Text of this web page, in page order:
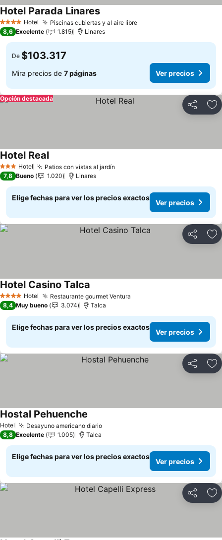
4 EstrellasHotel Piscinas cubiertas y al aire libreVer precios
Hotel Parada LinaresVer precios
8,6 Excelente 1.815 Linares
De $103.317
Mira precios de 7 páginas Ver precios
Compartir
Opción destacada
3 Estrellas
Hotel Patios con vistas al jardín
Hotel RealVer precios
7,8 Bueno 1.020 Linares
Elige fechas para ver los precios exactos
Ver precios
Compartir
4 EstrellasHotel Restaurante gourmet Ventura
Hotel Casino Talca
8,4 Muy bueno 3.074 Talca
Elige fechas para ver los precios exactos
Ver precios
Compartir
Hotel Desayuno americano diarioVer precios
Hostal Pehuenche
8,8 Excelente 1.005 Talca
Elige fechas para ver los precios exactos
Ver precios
Compartir